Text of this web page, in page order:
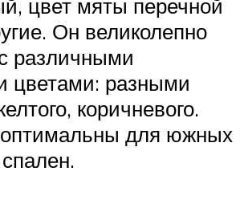
цвет мяты перечной
Он великолепно
различными
цветами: разными
коричневого.
для южных